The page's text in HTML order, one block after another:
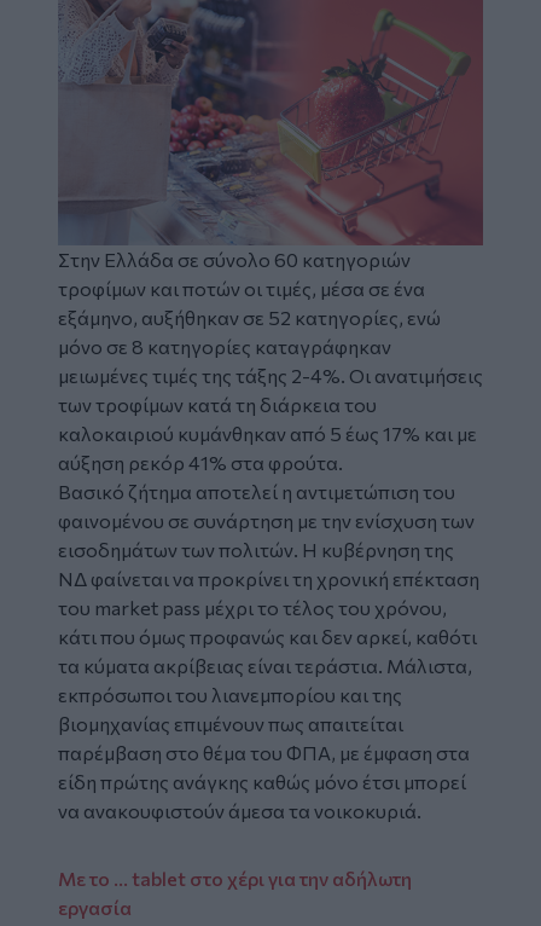
Στην Ελλάδα σε σύνολο 60 κατηγοριών
τροφίμων και ποτών οι τιμές, μέσα σε ένα
εξάμηνο, αυξήθηκαν σε 52 κατηγορίες, ενώ
μόνο σε 8 κατηγορίες καταγράφηκαν
μειωμένες τιμές της τάξης 2-4%. Οι ανατιμήσεις
των τροφίμων κατά τη διάρκεια του
καλοκαιριού κυμάνθηκαν από 5 έως 17% και με
αύξηση ρεκόρ 41% στα φρούτα.
Βασικό ζήτημα αποτελεί η αντιμετώπιση του
φαινομένου σε συνάρτηση με την ενίσχυση των
εισοδημάτων των πολιτών. Η κυβέρνηση της
ΝΔ φαίνεται να προκρίνει τη χρονική επέκταση
του market pass μέχρι το τέλος του χρόνου,
κάτι που όμως προφανώς και δεν αρκεί, καθότι
τα κύματα ακρίβειας είναι τεράστια. Μάλιστα,
εκπρόσωποι του λιανεμπορίου και της
βιομηχανίας επιμένουν πως απαιτείται
παρέμβαση στο θέμα του ΦΠΑ, με έμφαση στα
είδη πρώτης ανάγκης καθώς μόνο έτσι μπορεί
να ανακουφιστούν άμεσα τα νοικοκυριά.
Με το ... tablet στο χέρι για την αδήλωτη
εργασία